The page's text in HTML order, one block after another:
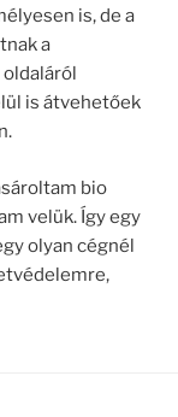
is, de a
a
is átvehetőek
bio
velük. Így egy
olyan cégnél